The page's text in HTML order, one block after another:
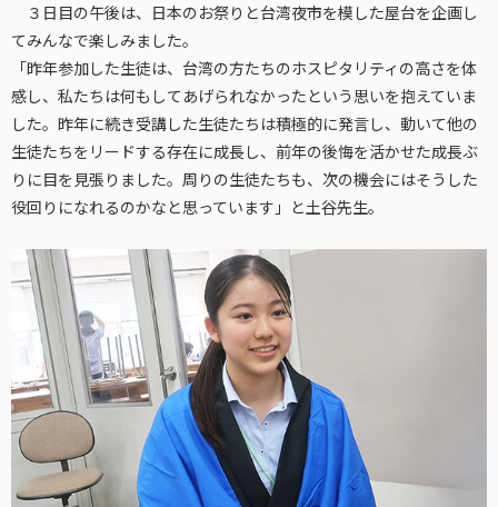
３日目の午後は、日本のお祭りと台湾夜市を模した屋台を企画し
てみんなで楽しみました。
「昨年参加した生徒は、台湾の方たちのホスピタリティの高さを体
感し、私たちは何もしてあげられなかったという思いを抱えていま
した。昨年に続き受講した生徒たちは積極的に発言し、動いて他の
生徒たちをリードする存在に成長し、前年の後悔を活かせた成長ぶ
りに目を見張りました。周りの生徒たちも、次の機会にはそうした
役回りになれるのかなと思っています」と土谷先生。